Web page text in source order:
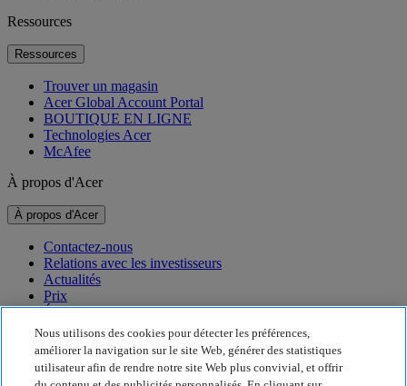
Ressources
Ressources
Trouver un magasin
Acer Global Account Portal
BOUTIQUE EN LIGNE
Technologies Acer
McAfee
À propos d'Acer
À propos d'Acer
Contactez-nous
Relations avec les investisseurs
Actualités
Prix
Événements
Développement durable
Développement durable
Nous utilisons des cookies pour détecter les préférences,
améliorer la navigation sur le site Web, générer des statistiques
utilisateur afin de rendre notre site Web plus convivial, et offrir